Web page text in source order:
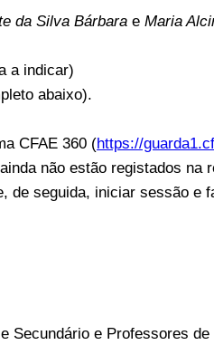
da Silva Bárbara e Maria
a indicar)
abaixo).
CFAE 360 (https://
não estão registados na
de seguida, iniciar sessão e
Secundário e Professores de